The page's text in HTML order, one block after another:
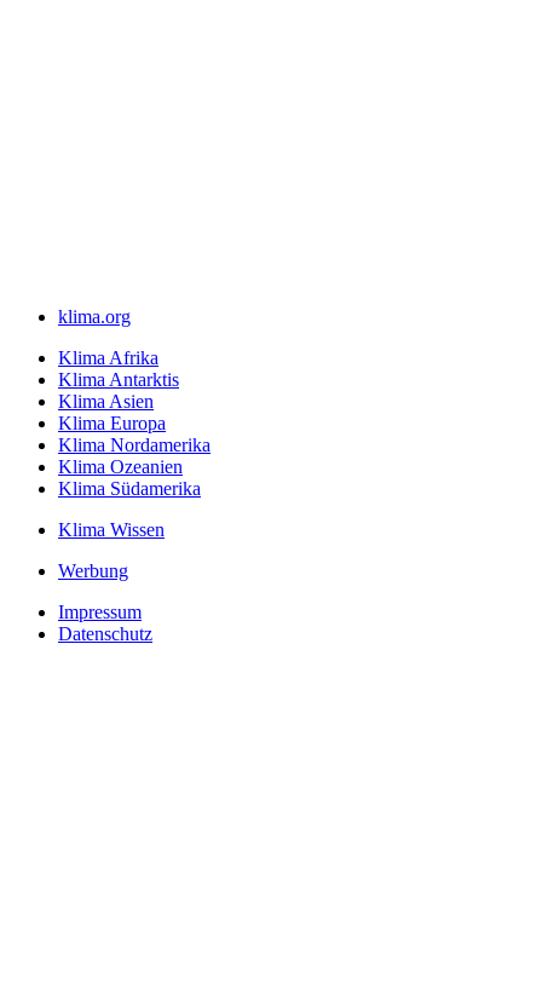
klima.org
Klima Afrika
Klima Antarktis
Klima Asien
Klima Europa
Klima Nordamerika
Klima Ozeanien
Klima Südamerika
Klima Wissen
Werbung
Impressum
Datenschutz